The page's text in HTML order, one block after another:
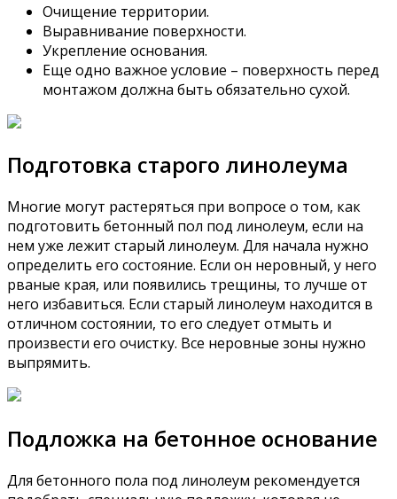
Очищение территории.
Выравнивание поверхности.
Укрепление основания.
Еще одно важное условие – поверхность перед
монтажом должна быть обязательно сухой.
Подготовка старого линолеума
Многие могут растеряться при вопросе о том, как
подготовить бетонный пол под линолеум, если на
нем уже лежит старый линолеум. Для начала нужно
определить его состояние. Если он неровный, у него
рваные края, или появились трещины, то лучше от
него избавиться. Если старый линолеум находится в
отличном состоянии, то его следует отмыть и
произвести его очистку. Все неровные зоны нужно
выпрямить.
Подложка на бетонное основание
Для бетонного пола под линолеум рекомендуется